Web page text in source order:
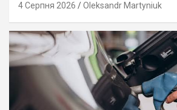
4 Серпня 2026 Oleksandr Martyniuk